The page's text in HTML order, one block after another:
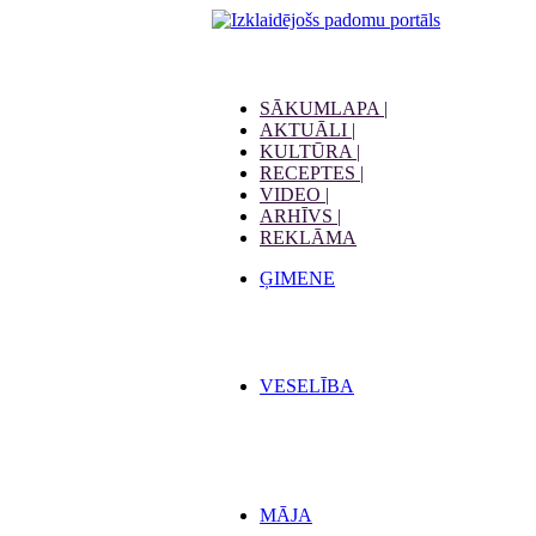
SĀKUMLAPA |
AKTUĀLI |
KULTŪRA |
RECEPTES |
VIDEO |
ARHĪVS |
REKLĀMA
ĢIMENE
VESELĪBA
MĀJA